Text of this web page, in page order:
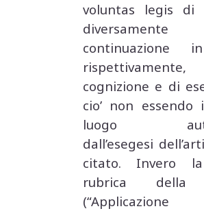
voluntas legis di
continuazione
cognizione e di
cio’ non essendo
luogo
dall’esegesi
citato. Invero
rubrica della